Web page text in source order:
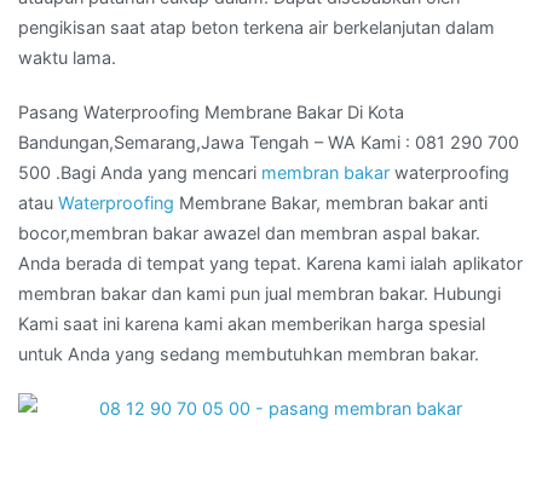
pengikisan saat atap beton terkena air berkelanjutan dalam
waktu lama.
Pasang Waterproofing Membrane Bakar Di Kota
Bandungan,Semarang,Jawa Tengah – WA Kami : 081 290 700
500 .Bagi Anda yang mencari membran bakar waterproofing
atau Waterproofing Membrane Bakar, membran bakar anti
bocor,membran bakar awazel dan membran aspal bakar.
Anda berada di tempat yang tepat. Karena kami ialah aplikator
membran bakar dan kami pun jual membran bakar. Hubungi
Kami saat ini karena kami akan memberikan harga spesial
untuk Anda yang sedang membutuhkan membran bakar.